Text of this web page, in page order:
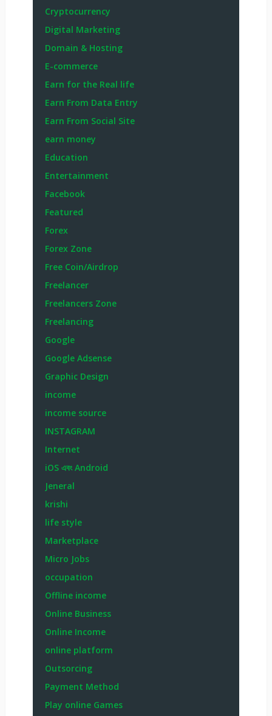
Cryptocurrency
Digital Marketing
Domain & Hosting
E-commerce
Earn for the Real life
Earn From Data Entry
Earn From Social Site
earn money
Education
Entertainment
Facebook
Featured
Forex
Forex Zone
Free Coin/Airdrop
Freelancer
Freelancers Zone
Freelancing
Google
Google Adsense
Graphic Design
income
income source
INSTAGRAM
Internet
iOS এবং Android
Jeneral
krishi
life style
Marketplace
Micro Jobs
occupation
Offline income
Online Business
Online Income
online platform
Outsorcing
Payment Method
Play online Games